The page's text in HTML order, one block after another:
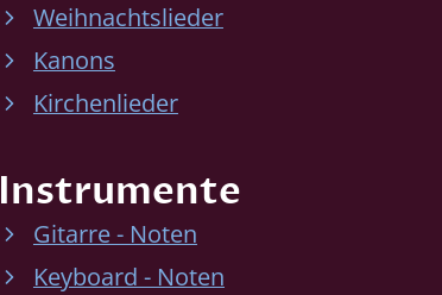
Weihnachtslieder
Kanons
Kirchenlieder
Instrumente
Gitarre - Noten
Keyboard - Noten